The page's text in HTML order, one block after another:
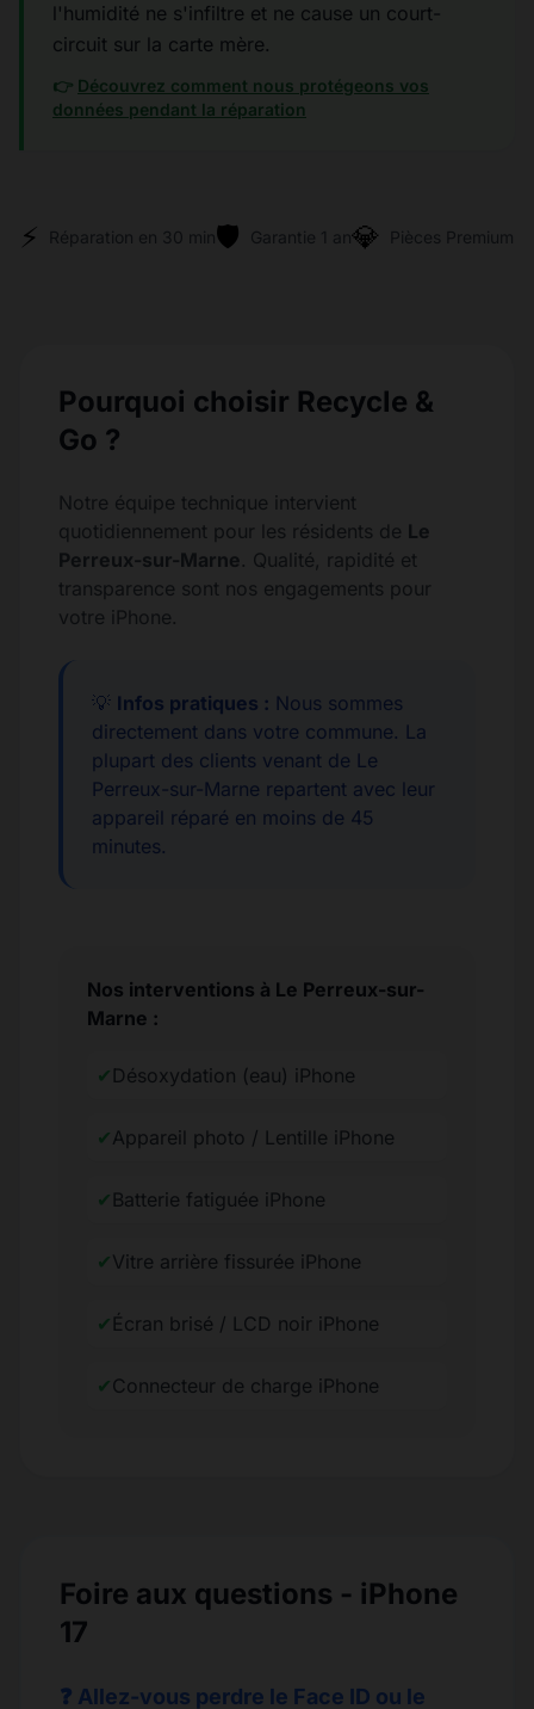
l'humidité ne s'infiltre et ne cause un court-
circuit sur la carte mère.
👉 Découvrez comment nous protégeons vos
données pendant la réparation
⚡ Réparation en 30 min🛡️ Garantie 1 an💎 Pièces Premium
Pourquoi choisir Recycle &
Go ?
Notre équipe technique intervient
quotidiennement pour les résidents de Le
Perreux-sur-Marne. Qualité, rapidité et
transparence sont nos engagements pour
votre iPhone.
💡 Infos pratiques : Nous sommes
directement dans votre commune. La
plupart des clients venant de Le
Perreux-sur-Marne repartent avec leur
appareil réparé en moins de 45
minutes.
Nos interventions à Le Perreux-sur-
Marne :
✔ Désoxydation (eau) iPhone
✔Appareil photo / Lentille iPhone
✔ Batterie fatiguée iPhone
✔Vitre arrière fissurée iPhone
✔ Écran brisé / LCD noir iPhone
✔Connecteur de charge iPhone
Foire aux questions - iPhone
17
❓ Allez-vous perdre le Face ID ou le